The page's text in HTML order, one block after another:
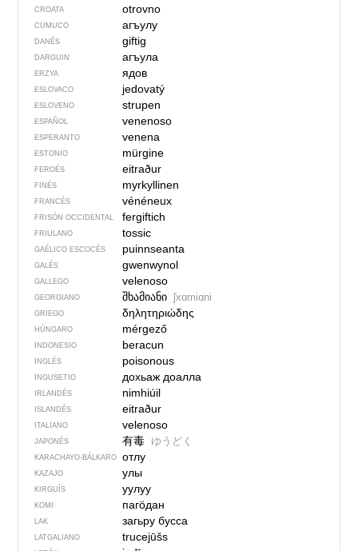
CROATA otrovno
CUMUCO агъулу
DANÉS giftig
DARGUIN агъула
ERZYA ядов
ESLOVACO jedovatý
ESLOVENO strupen
ESPAÑOL venenoso
ESPERANTO venena
ESTONIO mürgine
FEROÉS eitraður
FINÉS myrkyllinen
FRANCÉS vénéneux
FRISÓN OCCIDENTAL fergiftich
FRIULANO tossic
GAÉLICO ESCOCÉS puinnseanta
GALÉS gwenwynol
GALLEGO velenoso
GEORGIANO შხამიანი ʃxɑmiɑni
GRIEGO δηλητηριώδης
HÚNGARO mérgező
INDONESIO beracun
INGLÉS poisonous
INGUSETIO дохьаж доалла
IRLANDÉS nimhiúil
ISLANDÉS eitraður
ITALIANO velenoso
JAPONÉS 有毒 ゆうどく
KARACHAYO-BÁLKARO отлу
KAZAJO улы
KIRGUÍS уулуу
KOMI пагӧдан
LAK загьру бусса
LATGALIANO trucejūšs